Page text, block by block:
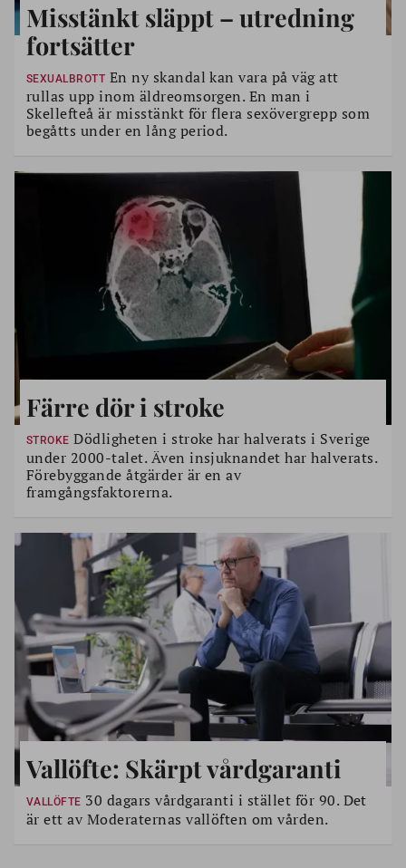
Misstänkt släppt – utredning
fortsätter
SEXUALBROTT En ny skandal kan vara på väg att
rullas upp inom äldreomsorgen. En man i
Skellefteå är misstänkt för flera sexövergrepp som
begåtts under en lång period.
Färre dör i stroke
STROKE Dödligheten i stroke har halverats i Sverige
under 2000-talet. Även insjuknandet har halverats.
Förebyggande åtgärder är en av
framgångsfaktorerna.
Vallöfte: Skärpt vårdgaranti
VALLÖFTE 30 dagars vårdgaranti i stället för 90. Det
är ett av Moderaternas vallöften om vården.